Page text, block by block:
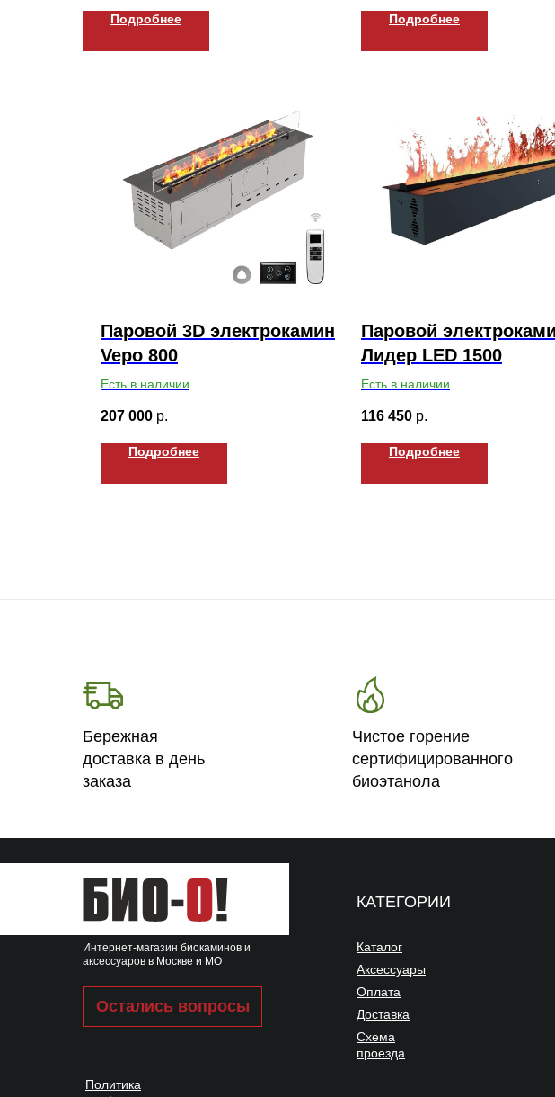
Подробнее Подробнее
Паровой 3D электрокамин
Vepo 800
Есть в наличии
207 000 р.
Подробнее
Паровой
Лидер LED 1500
Есть в наличии
116 450 р.
Подробнее
Бережная
доставка в день
заказа
Чистое горение
сертифицированного
биоэтанола
КАТЕГОРИИ
Аксессуары
Каталог
Оплата
Доставка
Схема
проезда
Интернет-магазин биокаминов и
аксессуаров в Москве и МО
Остались вопросы
Политика